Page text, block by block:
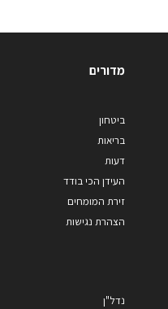
מדורים
ביטחון
בריאות
דעות
העידן הכי בודד
זירת המומחים
הצהרת נגישות
נדל"ן